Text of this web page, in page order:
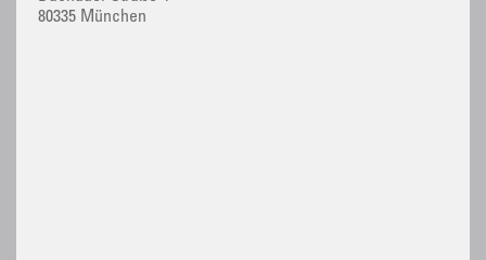
80335 München